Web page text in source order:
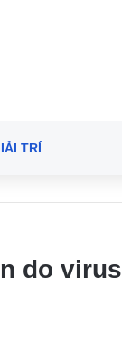
TRÍ
do virus